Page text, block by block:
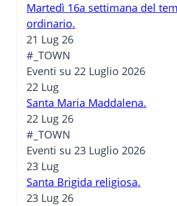
Martedì 16a settimana del
ordinario.
21 Lug 26
#_TOWN
Eventi su 22 Luglio 2026
22 Lug
Santa Maria Maddalena.
22 Lug 26
#_TOWN
Eventi su 23 Luglio 2026
23 Lug
Santa Brigida religiosa.
23 Lug 26